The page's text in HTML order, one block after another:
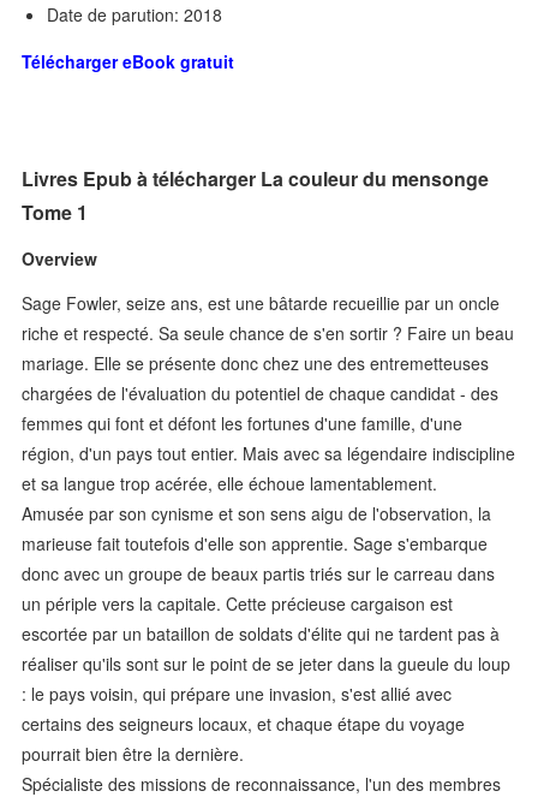
Date de parution: 2018
Télécharger eBook gratuit
Livres Epub à télécharger La couleur du mensonge
Tome 1
Overview
Sage Fowler, seize ans, est une bâtarde recueillie par un oncle
riche et respecté. Sa seule chance de s'en sortir ? Faire un beau
mariage. Elle se présente donc chez une des entremetteuses
chargées de l'évaluation du potentiel de chaque candidat - des
femmes qui font et défont les fortunes d'une famille, d'une
région, d'un pays tout entier. Mais avec sa légendaire indiscipline
et sa langue trop acérée, elle échoue lamentablement.
Amusée par son cynisme et son sens aigu de l'observation, la
marieuse fait toutefois d'elle son apprentie. Sage s'embarque
donc avec un groupe de beaux partis triés sur le carreau dans
un périple vers la capitale. Cette précieuse cargaison est
escortée par un bataillon de soldats d'élite qui ne tardent pas à
réaliser qu'ils sont sur le point de se jeter dans la gueule du loup
: le pays voisin, qui prépare une invasion, s'est allié avec
certains des seigneurs locaux, et chaque étape du voyage
pourrait bien être la dernière.
Spécialiste des missions de reconnaissance, l'un des membres